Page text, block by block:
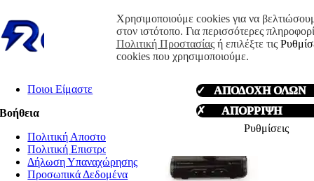
Ποιοι Είμαστε
Βοήθεια
Πολιτική Αποστολών
Πολιτική Επιστροφών
Δήλωση Υπαναχώρησης
Προσωπικά Δεδομένα
Χρησιμοποιούμε cookies για να
στον ιστότοπο. Για περισσότερες
Πολιτική Προστασίαςή επιλέξτε τις
cookies που χρησιμοποιούμε.
Ρυθμίσεις
✓ ΑΠΟΔΟΧΗ ΟΛΩΝ
✗ ΑΠΟΡΡΙΨΗ